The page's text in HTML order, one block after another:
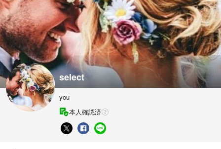
select
you
本人確認済